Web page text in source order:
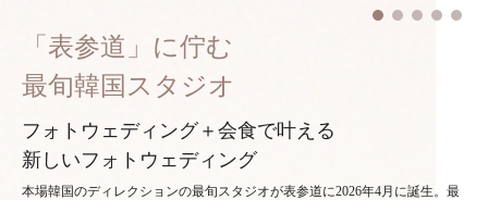
「表参道」に佇む
最旬韓国スタジオ
フォトウェディング＋会食で叶える
新しいフォトウェディング
本場韓国のディレクションの最旬スタジオが表参道に2026年4月に誕生。最